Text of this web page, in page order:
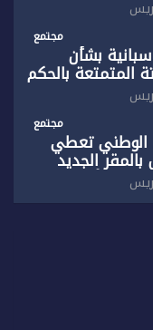
مجتمع
بشأن
المتمتعة بالحكم
مجتمع
الوطني تعطي
الجديد
أمن العيون